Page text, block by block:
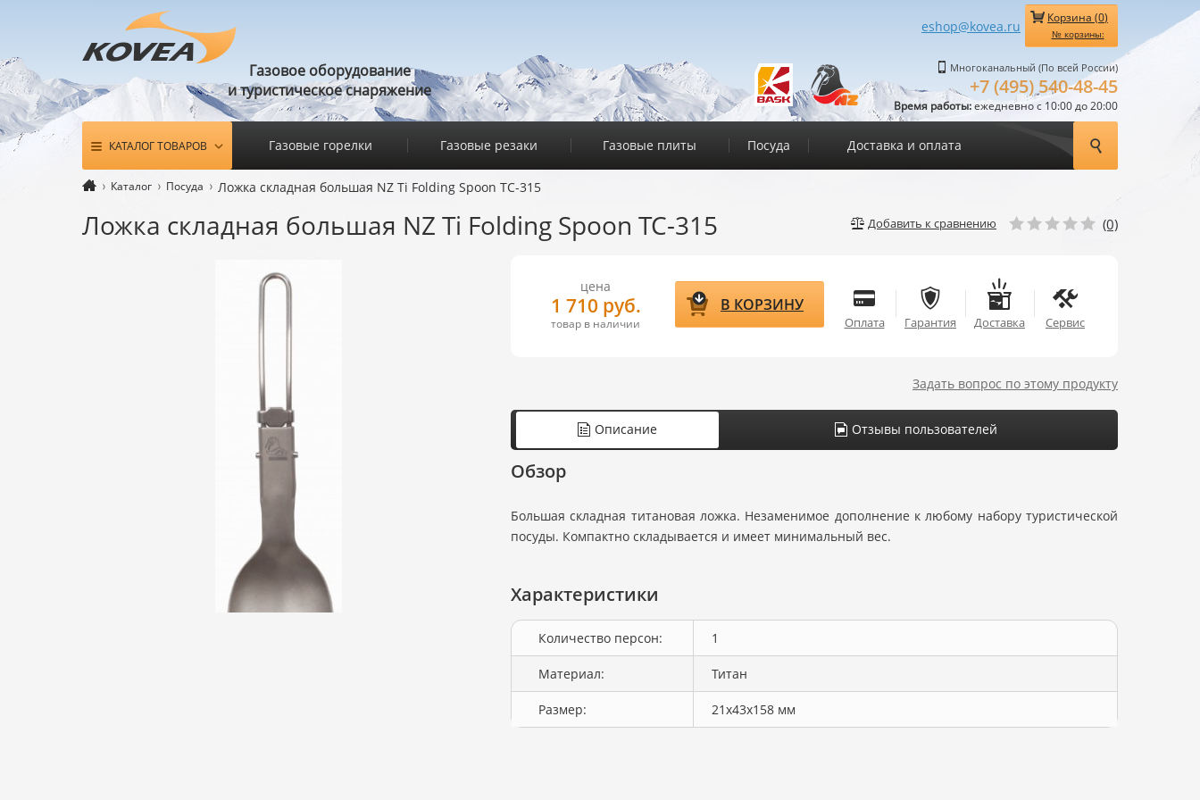
eshop@kovea.ru
Корзина (0)
№ корзины:
Газовое оборудование
и туристическое снаряжение
Многоканальный (По всей России)
+7 (495) 540-48-45
Время работы:ежедневно с 10:00 до 20:00
КАТАЛОГ ТОВАРОВ Газовые горелки Газовые резаки Газовые плиты Посуда Доставка и оплата
Каталог Посуда Ложка складная большая NZ Ti Folding Spoon TC-315
Добавить к сравнению (0)
Ложка складная большая NZ Ti Folding Spoon TC-315
цена
1 710 руб.
товар в наличии
В КОРЗИНУ
Оплата Гарантия Доставка Сервис
Задать вопрос по этому продукту
Описание Отзывы пользователей
Обзор
Большая складная титановая ложка. Незаменимое дополнение к любому набору туристической
посуды. Компактно складывается и имеет минимальный вес.
Характеристики
Количество персон: 1
Материал: Титан
Размер: 21х43х158 мм